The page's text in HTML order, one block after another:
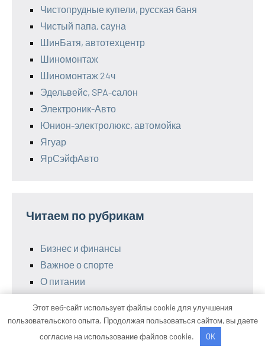
Чистопрудные купели, русская баня
Чистый папа, сауна
ШинБатя, автотехцентр
Шиномонтаж
Шиномонтаж 24ч
Эдельвейс, SPA-салон
Электроник-Авто
Юнион-электролюкс, автомойка
Ягуар
ЯрСэйфАвто
Читаем по рубрикам
Бизнес и финансы
Важное о спорте
О питании
Полезные советы
Следим за здоровьем
Этот веб-сайт использует файлы cookie для улучшения
пользовательского опыта. Продолжая пользоваться сайтом, вы даете
согласие на использование файлов cookie.
OK